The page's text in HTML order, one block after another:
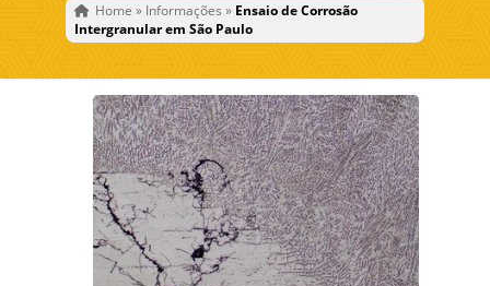
Home » Informações » Ensaio de Corrosão
Intergranular em São Paulo